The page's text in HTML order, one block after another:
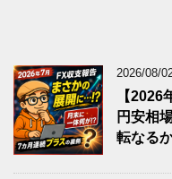
2026/08/
【
円安相
転なる